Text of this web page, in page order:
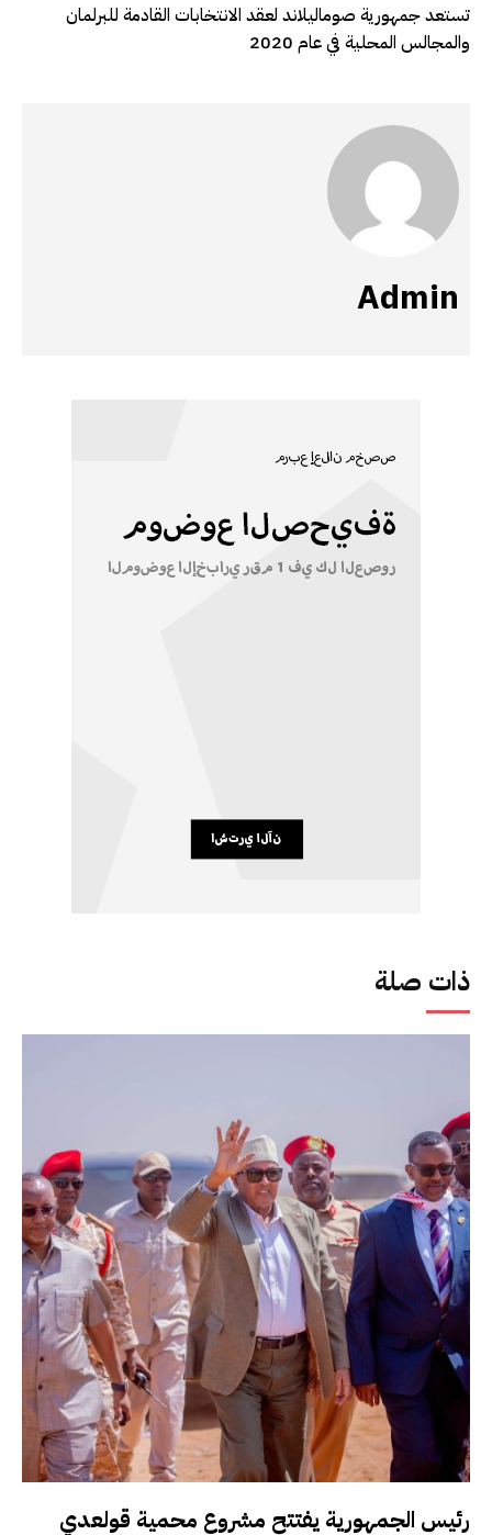
ذات صلة
رئيس الجمهورية يفتتح مشروع محمية قولعدي
تستعد جمهورية صوماليلاند لعقد الانتخابات القادمة للبرلمان
والمجالس المحلية في عام 2020
Admin